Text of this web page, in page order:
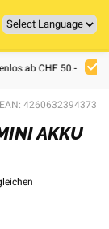
ab CHF 50.-
EAN: 4260632394373
AKKU